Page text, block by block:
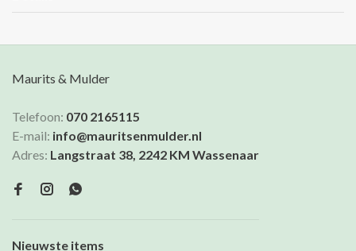
Maurits & Mulder
Telefoon: 070 2165115
E-mail: info@mauritsenmulder.nl
Adres: Langstraat 38, 2242 KM Wassenaar
Nieuwste items